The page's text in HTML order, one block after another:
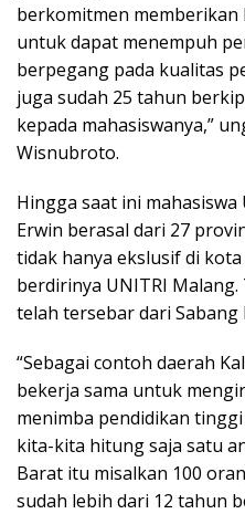
berkomitmen memberikan
untuk dapat menempuh
berpegang pada kualitas
juga sudah 25 tahun
kepada mahasiswanya,”
Wisnubroto.
Hingga saat ini
Erwin berasal dari 27
tidak hanya ekslusif di
berdirinya UNITRI
telah tersebar dari
“Sebagai contoh daerah
bekerja sama untuk
menimba pendidikan
kita-kita hitung saja satu
Barat itu misalkan 100
sudah lebih dari 12 tahun